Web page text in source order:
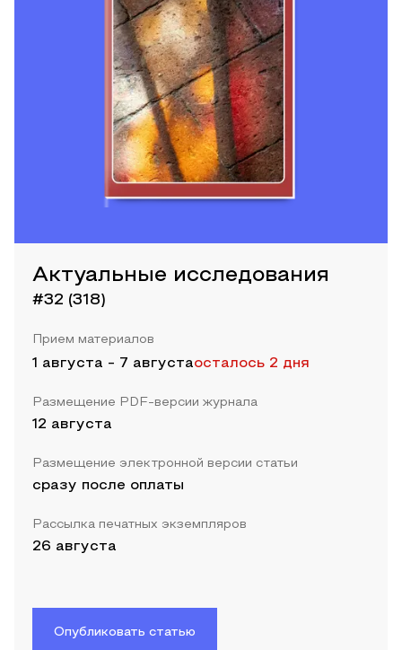
Актуальные исследования
#32 (318)
Прием материалов
1 августа - 7 августаосталось 2 дня
Размещение PDF-версии журнала
12 августа
Размещение электронной версии статьи
сразу после оплаты
Рассылка печатных экземпляров
26 августа
Опубликовать статью